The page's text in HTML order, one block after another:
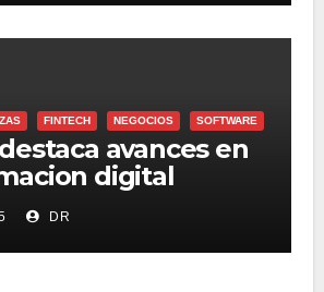
FINTECH NEGOCIOS SOFTWARE
avances en
digital
evento Americas
DR